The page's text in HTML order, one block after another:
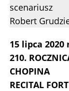
scenariusz
Robert
15 lipca 2020
210.
CHOPINA
RECITAL